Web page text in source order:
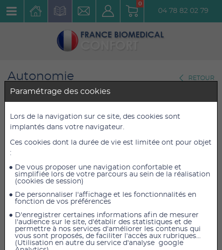
0
04 78 82 02 79
Autonomie
Téléphones
RETOUR
GEEMARC PHOTODECT 295
Réf. : GEE041
38,92 €HT 38,92 €
Ce téléphone fixe sans fil est doté de 4 grandes
touches photo et d'un amplificateur d'écoute
Paramétrage des cookies
Lors de la navigation sur ce site, des cookies sont
implantés dans votre navigateur.
Ces cookies dont la durée de vie est limitée ont pour objet
:
De vous proposer une navigation confortable et
simplifiée lors de votre parcours au sein de la réalisation
(cookies de session)
De personnaliser l'affichage et les fonctionnalités en
fonction de vos préférences
D'enregistrer certaines informations afin de mesurer
l'audience sur le site, d'établir des statistiques et de
permettre à nos services d'améliorer les contenus qui
vous sont proposés, de faciliter l'accès aux rubriques...
(Utilisation en autre du service d'analyse google